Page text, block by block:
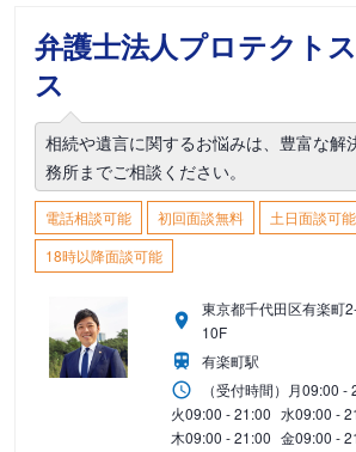
弁護士法人プロテクト
ス
相続や遺言に関するお悩みは、豊富な解
務所までご相談ください。
電話相談可能 初回面談無料
土日面談可能
18時以降面談可能
東京都千代田区有楽町
10F
有楽町駅
（受付時間） 月09:00 -
火09:00 - 21:00 水09:00 -
木09:00 - 21:00 金09:00 -